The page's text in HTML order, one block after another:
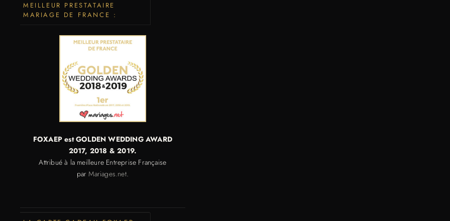
MEILLEUR PRESTATAIRE
MARIAGE DE FRANCE :
FOXAEP est GOLDEN WEDDING AWARD
2017, 2018 & 2019.
Attribué à la meilleure Entreprise Française
parMariages.net.